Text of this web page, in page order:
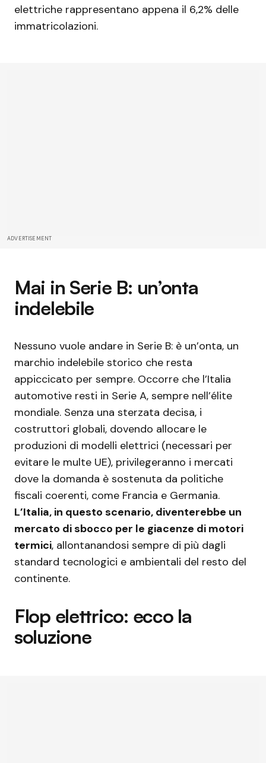
elettriche rappresentano appena il 6,2% delle
immatricolazioni.
ADVERTISEMENT
Mai in Serie B: un’onta
indelebile
Nessuno vuole andare in Serie B: è un’onta, un
marchio indelebile storico che resta
appiccicato per sempre. Occorre che l’Italia
automotive resti in Serie A, sempre nell’élite
mondiale. Senza una sterzata decisa, i
costruttori globali, dovendo allocare le
produzioni di modelli elettrici (necessari per
evitare le multe UE), privilegeranno i mercati
dove la domanda è sostenuta da politiche
fiscali coerenti, come Francia e Germania.
L’Italia, in questo scenario, diventerebbe un
mercato di sbocco per le giacenze di motori
termici, allontanandosi sempre di più dagli
standard tecnologici e ambientali del resto del
continente.
Flop elettrico: ecco la
soluzione